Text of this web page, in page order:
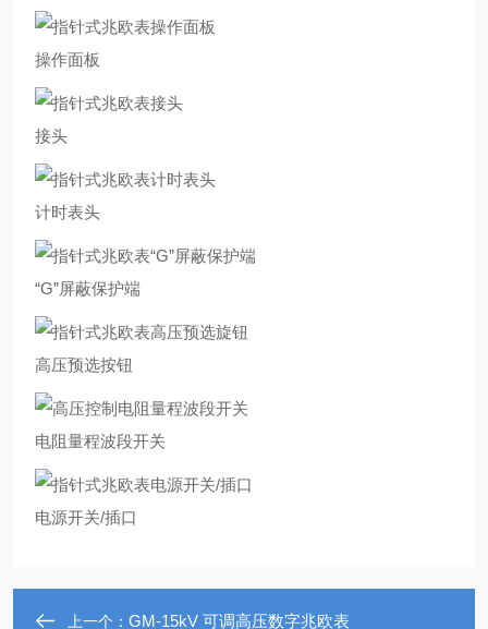
操作面板
接头
计时表头
“G”屏蔽保护端
高压预选按钮
电阻量程波段开关
电源开关/插口
上一个： GM-15kV 可调高压数字兆欧表